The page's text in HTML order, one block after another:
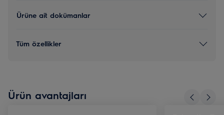
Ürüne ait dokümanlar
Tüm özellikler
Ürün avantajları